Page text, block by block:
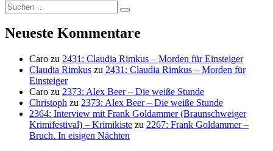
Suchen
nach:
Suchen
Neueste Kommentare
Caro zu 2431: Claudia Rimkus – Morden für Einsteiger
Claudia Rimkus zu 2431: Claudia Rimkus – Morden für
Einsteiger
Caro zu 2373: Alex Beer – Die weiße Stunde
Christoph zu 2373: Alex Beer – Die weiße Stunde
2364: Interview mit Frank Goldammer (Braunschweiger
Krimifestival) – Krimikiste zu 2267: Frank Goldammer –
Bruch. In eisigen Nächten